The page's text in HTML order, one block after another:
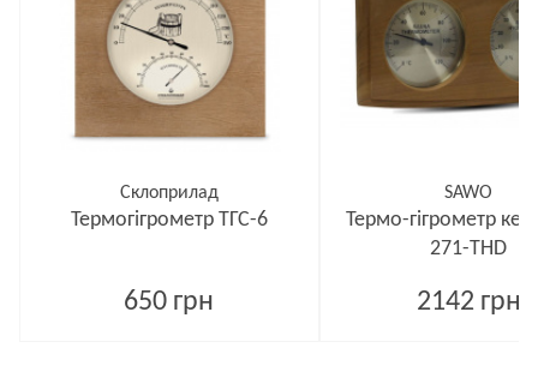
Склоприлад
Термогігрометр ТГС-6
650 грн
SAWO
Термо-гігрометр
271-THD
2142 грн